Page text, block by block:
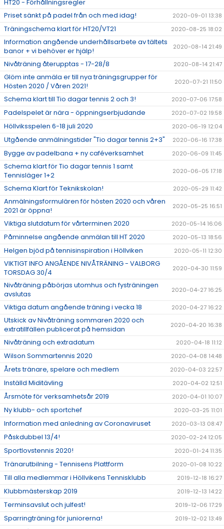
HT20 - Förhållningsregler
Priset sänkt på padel från och med idag! 2020-09-01 13:38
Träningschema klart för HT20/VT21 2020-08-25 18:02
Information angående underhållsarbete av tältets
banor + vi behöver er hjälp!
2020-08-14 21:49
Nivåträning återupptas - 17-28/8 2020-08-14 21:47
Glöm inte anmäla er till nya träningsgrupper för
Hösten 2020 / Våren 2021!
2020-07-21 11:50
Schema klart till Tio dagar tennis 2 och 3! 2020-07-06 17:58
Padelspelet är nära - öppningserbjudande 2020-07-02 19:58
Höllviksspelen 6-18 juli 2020 2020-06-19 12:04
Utgående anmälningstider "Tio dagar tennis 2+3" 2020-06-16 17:38
Bygge av padelbana + ny caféverksamhet 2020-06-09 11:45
Schema klart för Tio dagar tennis 1 samt
Tennisläger 1+2
2020-06-05 17:18
Schema Klart för Teknikskolan! 2020-05-29 11:42
Anmälningsformulären för hösten 2020 och våren
2021 är öppna!
2020-05-25 16:51
Viktiga slutdatum för vårterminen 2020 2020-05-14 16:06
Påminnelse angående anmälan till HT 2020 2020-05-13 18:56
Helgen bjöd på tennisinspiration i Höllviken 2020-05-11 12:30
VIKTIGT INFO ANGÅENDE NIVÅTRÄNING - VALBORG
TORSDAG 30/4
2020-04-30 11:59
Nivåträning påbörjas utomhus och fysträningen
avslutas
2020-04-27 16:25
Viktiga datum angående träning i vecka 18 2020-04-27 16:22
Utskick av Nivåträning sommaren 2020 och
extratillfällen publicerat på hemsidan
2020-04-20 16:38
Nivåträning och extradatum 2020-04-18 11:12
Wilson Sommartennis 2020 2020-04-08 14:48
Årets tränare, spelare och medlem 2020-04-03 22:57
Inställd Miditävling 2020-04-02 12:51
Årsmöte för verksamhetsår 2019 2020-04-01 10:07
Ny klubb- och sportchef 2020-03-25 11:01
Information med anledning av Coronaviruset 2020-03-13 08:47
Påskdubbel 13/4! 2020-02-24 12:05
Sportlovstennis 2020! 2020-01-24 11:35
Tränarutbilning - Tennisens Plattform 2020-01-08 10:22
Till alla medlemmar i Höllvikens Tennisklubb 2019-12-18 16:27
Klubbmästerskap 2019 2019-12-13 14:22
Terminsavslut och julfest! 2019-12-06 17:29
Sparringträning för juniorerna! 2019-12-02 13:49